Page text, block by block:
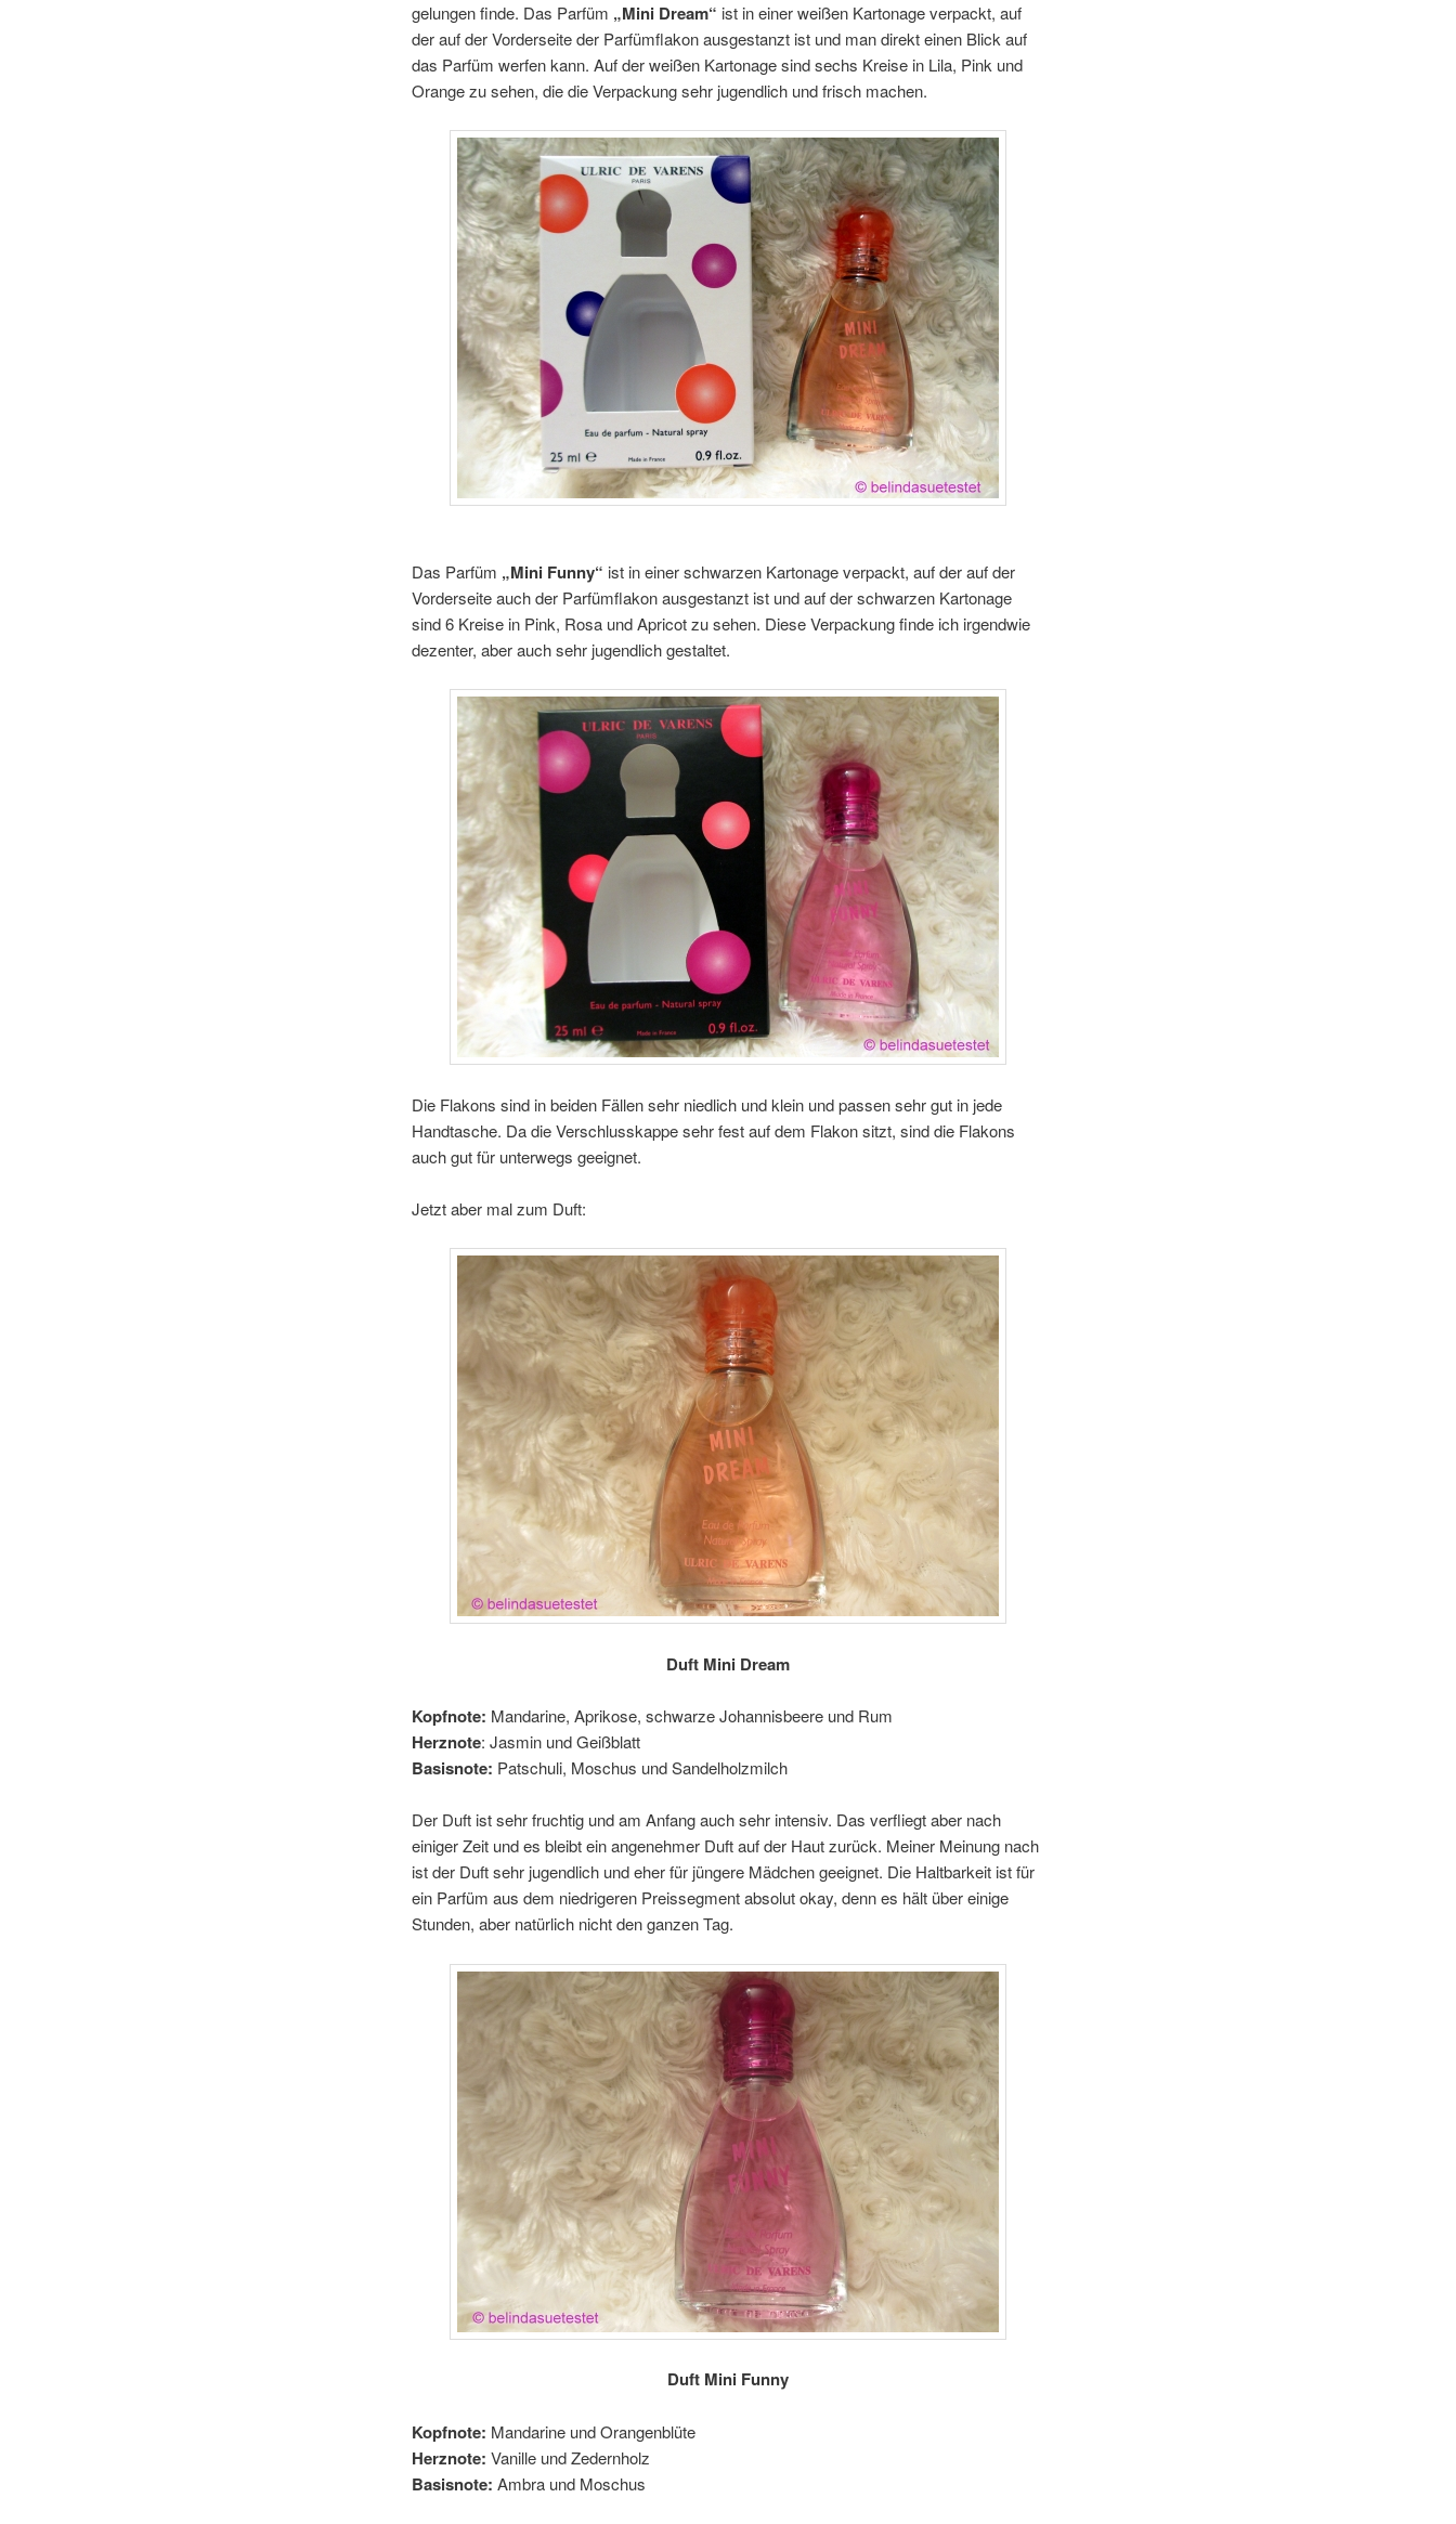
gelungenfinde. Das Parfüm „Mini Dream“ ist in einer weißen Kartonage verpackt, auf
der auf der Vorderseite der Parfümflakon ausgestanzt ist und man direkt einen Blick auf
das Parfüm werfen kann. Auf der weißen Kartonage sind sechs Kreise in Lila, Pink und
Orange zu sehen, die die Verpackung sehr jugendlich und frisch machen.
Das Parfüm „Mini Funny“ ist in einer schwarzen Kartonage verpackt, auf der auf der
Vorderseite auch der Parfümflakon ausgestanzt ist und auf der schwarzen Kartonage
sind 6 Kreise in Pink, Rosa und Apricot zu sehen. Diese Verpackung finde ich irgendwie
dezenter, aber auch sehr jugendlich gestaltet.
Die Flakons sind in beiden Fällen sehr niedlich und klein und passen sehr gut in jede
Handtasche. Da die Verschlusskappe sehr fest auf dem Flakon sitzt, sind die Flakons
auch gut für unterwegs geeignet.
Jetzt aber mal zum Duft:
Duft Mini Dream
Kopfnote: Mandarine, Aprikose, schwarze Johannisbeere und Rum
Herznote: Jasmin und Geißblatt
Basisnote: Patschuli, Moschus und Sandelholzmilch
Der Duft ist sehr fruchtig und am Anfang auch sehr intensiv. Das verfliegt aber nach
einiger Zeit und es bleibt ein angenehmer Duft auf der Haut zurück. Meiner Meinung nach
ist der Duft sehr jugendlich und eher für jüngere Mädchen geeignet. Die Haltbarkeit ist für
ein Parfüm aus dem niedrigeren Preissegment absolut okay, denn es hält über einige
Stunden, aber natürlich nicht den ganzen Tag.
Duft Mini Funny
Kopfnote: Mandarine und Orangenblüte
Herznote: Vanille und Zedernholz
Basisnote: Ambra und Moschus